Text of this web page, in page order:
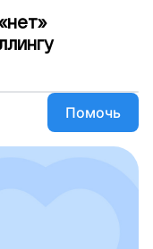
Помочь